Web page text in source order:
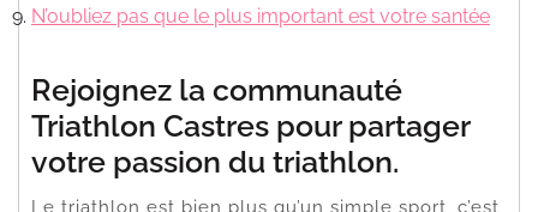
N’oubliez pas que le plus important est votre santée
Rejoignez la communauté
Triathlon Castres pour partager
votre passion du triathlon.
Le triathlon est bien plus qu’un simple sport, c’est